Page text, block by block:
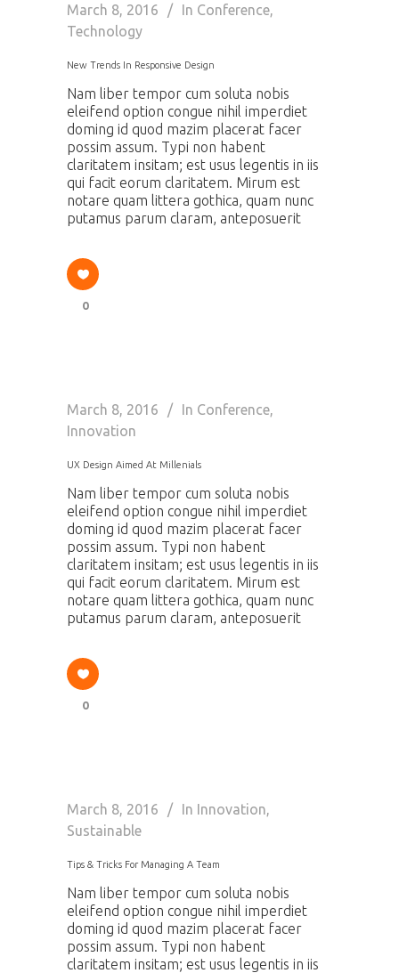
March 8, 2016 In Conference,
Technology
New Trends In Responsive Design
Nam liber tempor cum soluta nobis
eleifend option congue nihil imperdiet
doming id quod mazim placerat facer
possim assum. Typi non habent
claritatem insitam; est usus legentis in iis
qui facit eorum claritatem. Mirum est
notare quam littera gothica, quam nunc
putamus parum claram, anteposuerit
0
March 8, 2016 In Conference,
Innovation
UX Design Aimed At Millenials
Nam liber tempor cum soluta nobis
eleifend option congue nihil imperdiet
doming id quod mazim placerat facer
possim assum. Typi non habent
claritatem insitam; est usus legentis in iis
qui facit eorum claritatem. Mirum est
notare quam littera gothica, quam nunc
putamus parum claram, anteposuerit
0
March 8, 2016 In Innovation,
Sustainable
Tips & Tricks For Managing A Team
Nam liber tempor cum soluta nobis
eleifend option congue nihil imperdiet
doming id quod mazim placerat facer
possim assum. Typi non habent
claritatem insitam; est usus legentis in iis